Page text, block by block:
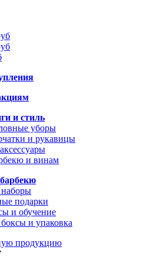
и стиль
уборы
и рукавицы
и винам
подарки
и обучение
и упаковка
продукцию